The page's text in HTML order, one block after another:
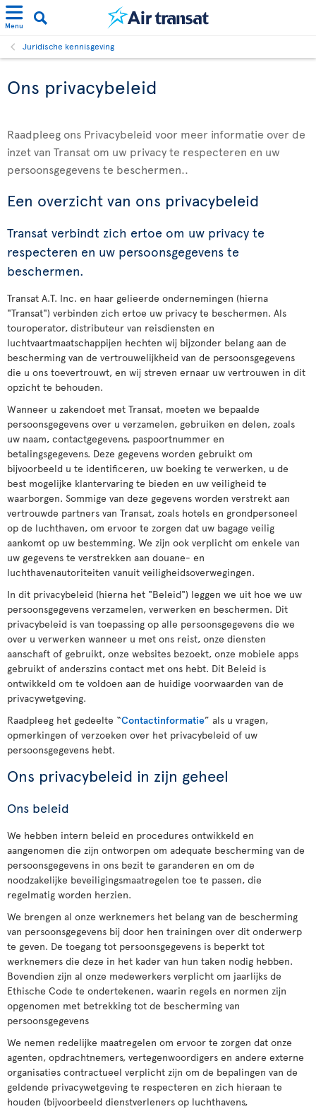
Menu
Juridische kennisgeving
Ons privacybeleid
Raadpleeg ons Privacybeleid voor meer informatie over de
inzet van Transat om uw privacy te respecteren en uw
persoonsgegevens te beschermen..
Een overzicht van ons privacybeleid
Transat verbindt zich ertoe om uw privacy te
respecteren en uw persoonsgegevens te
beschermen.
Transat A.T. Inc. en haar gelieerde ondernemingen (hierna
"Transat") verbinden zich ertoe uw privacy te beschermen. Als
touroperator, distributeur van reisdiensten en
luchtvaartmaatschappijen hechten wij bijzonder belang aan de
bescherming van de vertrouwelijkheid van de persoonsgegevens
die u ons toevertrouwt, en wij streven ernaar uw vertrouwen in dit
opzicht te behouden.
Wanneer u zakendoet met Transat, moeten we bepaalde
persoonsgegevens over u verzamelen, gebruiken en delen, zoals
uw naam, contactgegevens, paspoortnummer en
betalingsgegevens. Deze gegevens worden gebruikt om
bijvoorbeeld u te identificeren, uw boeking te verwerken, u de
best mogelijke klantervaring te bieden en uw veiligheid te
waarborgen. Sommige van deze gegevens worden verstrekt aan
vertrouwde partners van Transat, zoals hotels en grondpersoneel
op de luchthaven, om ervoor te zorgen dat uw bagage veilig
aankomt op uw bestemming. We zijn ook verplicht om enkele van
uw gegevens te verstrekken aan douane- en
luchthavenautoriteiten vanuit veiligheidsoverwegingen.
In dit privacybeleid (hierna het "Beleid") leggen we uit hoe we uw
persoonsgegevens verzamelen, verwerken en beschermen. Dit
privacybeleid is van toepassing op alle persoonsgegevens die we
over u verwerken wanneer u met ons reist, onze diensten
aanschaft of gebruikt, onze websites bezoekt, onze mobiele apps
gebruikt of anderszins contact met ons hebt. Dit Beleid is
ontwikkeld om te voldoen aan de huidige voorwaarden van de
privacywetgeving.
Raadpleeg het gedeelte “Contactinformatie” als u vragen,
opmerkingen of verzoeken over het privacybeleid of uw
persoonsgegevens hebt.
Ons privacybeleid in zijn geheel
Ons beleid
We hebben intern beleid en procedures ontwikkeld en
aangenomen die zijn ontworpen om adequate bescherming van de
persoonsgegevens in ons bezit te garanderen en om de
noodzakelijke beveiligingsmaatregelen toe te passen, die
regelmatig worden herzien.
We brengen al onze werknemers het belang van de bescherming
van persoonsgegevens bij door hen trainingen over dit onderwerp
te geven. De toegang tot persoonsgegevens is beperkt tot
werknemers die deze in het kader van hun taken nodig hebben.
Bovendien zijn al onze medewerkers verplicht om jaarlijks de
Ethische Code te ondertekenen, waarin regels en normen zijn
opgenomen met betrekking tot de bescherming van
persoonsgegevens
We nemen redelijke maatregelen om ervoor te zorgen dat onze
agenten, opdrachtnemers, vertegenwoordigers en andere externe
organisaties contractueel verplicht zijn om de bepalingen van de
geldende privacywetgeving te respecteren en zich hieraan te
houden (bijvoorbeeld dienstverleners op luchthavens,